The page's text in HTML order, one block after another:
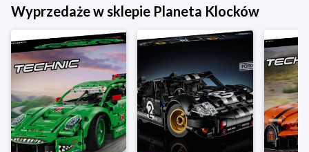
Wyprzedaże w sklepie Planeta Klocków